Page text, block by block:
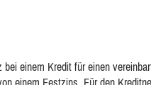
einem Kredit für einen
einem Festzins. Für den